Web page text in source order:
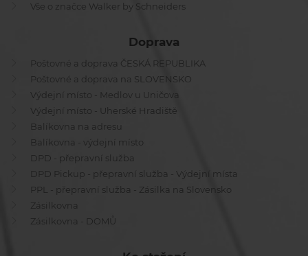
Vše o značce Walker by Schneiders
Doprava
Poštovné a doprava ČESKÁ REPUBLIKA
Poštovné a doprava na SLOVENSKO
Výdejní místo - Medlov u Uničova
Výdejní místo - Uherské Hradiště
Balíkovna na adresu
Balíkovna - výdejní místo
DPD - přepravní služba
DPD Pickup - přepravní služba - Výdejní místa
PPL - přepravní služba - Zásilka na Slovensko
Zásilkovna
Zásilkovna - DOMŮ